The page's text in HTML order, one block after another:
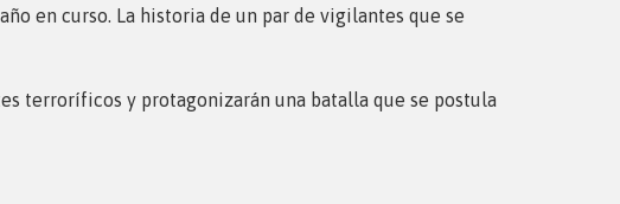
en curso. La historia de un par de vigilantes que se
terroríficos y protagonizarán una batalla que se postula